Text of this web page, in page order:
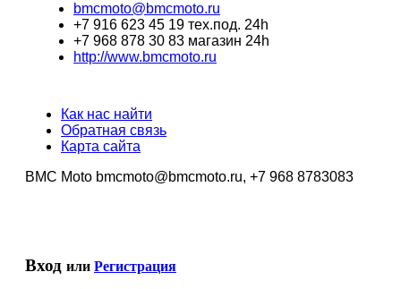
bmcmoto@bmcmoto.ru
+7 916 623 45 19 тех.под. 24h
+7 968 878 30 83 магазин 24h
http://www.bmcmoto.ru
Как нас найти
Обратная связь
Карта сайта
BMC Moto bmcmoto@bmcmoto.ru, +7 968 8783083
Вход или Регистрация